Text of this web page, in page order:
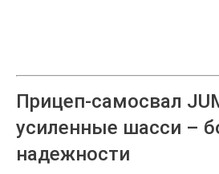
Прицеп-самосвал
усиленные шасси –
надежности